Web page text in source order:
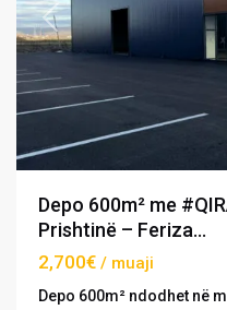
Previous
Depo 600m² me
Prishtinë – Feriza...
2,700€ / muaji
Depo 600m² ndodhet në